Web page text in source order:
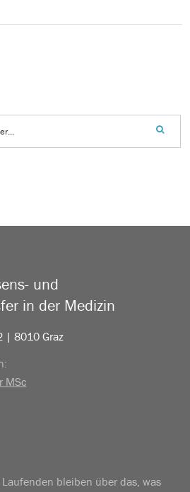
und
in der Medizin
| 8010 Graz
MSc
bleiben über das, was